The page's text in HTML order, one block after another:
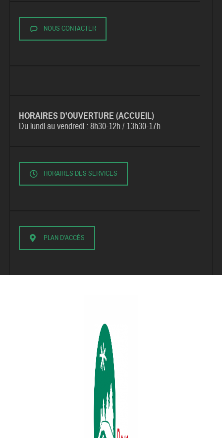
NOUS CONTACTER
HORAIRES D'OUVERTURE (ACCUEIL)
Du lundi au vendredi :8h30-12h / 13h30-17h
HORAIRES DES SERVICES
PLAN D'ACCÈS